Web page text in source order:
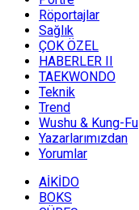
Röportajlar
Sağlık
ÇOK ÖZEL
HABERLER II
TAEKWONDO
Teknik
Trend
Wushu & Kung-Fu
Yazarlarımızdan
Yorumlar
AİKİDO
BOKS